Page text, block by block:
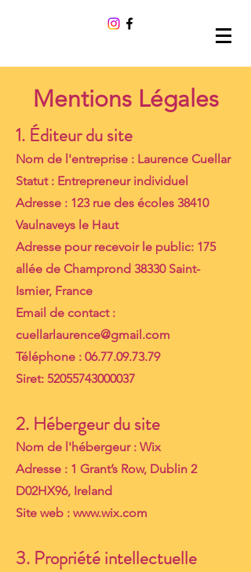
Mentions Légales
1. Éditeur du site
Nom de l'entreprise : Laurence Cuellar
Statut : Entrepreneur individuel
Adresse : 123 rue des écoles 38410
Vaulnaveys le Haut
Adresse pour recevoir le public: 175
allée de Champrond 38330 Saint-
Ismier, France
Email de contact :
cuellarlaurence@gmail.com
Téléphone : 06.77.09.73.79
Siret: 52055743000037
2. Hébergeur du site
Nom de l'hébergeur : Wix
Adresse : 1 Grant’s Row, Dublin 2
D02HX96, Ireland
Site web : www.wix.com
3. Propriété intellectuelle